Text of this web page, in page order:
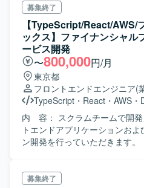
や機能改善の要件や実装につい
ドバックします。 ・他のメン
ア、カスタマーサポート）が
リング面のサポートをします。
募集終了
【TypeScript/React/AWS/
ックス】ファイナンシャル
ービス開発
〜800,000円/月
東京都
フロントエンドエンジニア(
TypeScript ・ React ・ AWS ・
内 容： スクラムチームで開
トエンドアプリケーションお
ン開発を行っていただきます。
募集終了